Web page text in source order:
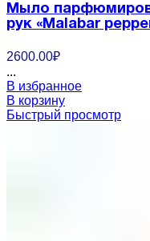
Мыло
рук «Malabar
2600.00₽
...
В избранное
В корзину
Быстрый просмотр